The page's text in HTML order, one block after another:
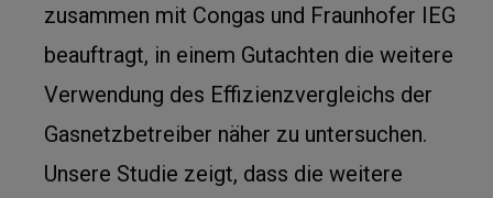
zusammen mit Congas und Fraunhofer IEG
beauftragt, in einem Gutachten die weitere
Verwendung des Effizienzvergleichs der
Gasnetzbetreiber näher zu untersuchen.
Unsere Studie zeigt, dass die weitere